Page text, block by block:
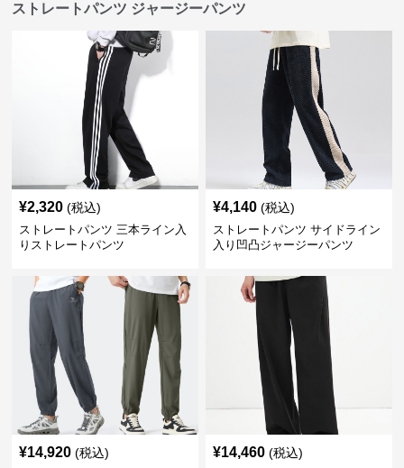
ストレートパンツ ジャージーパンツ
¥2,320 (税込)
ストレートパンツ 三本ライン入
りストレートパンツ
¥4,140 (税込)
ストレートパンツ サイドライン
入り凹凸ジャージーパンツ
¥14,920 (税込) ¥14,460 (税込)